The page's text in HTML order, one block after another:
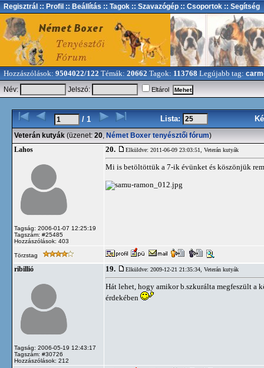
Regisztrál :: Profil :: Beállítás :: Tagok :: Szavazógép :: Csoportok :: Segítség
Hozzászólások: 9504022/122 Témák: 20662 Tagok: 113768 Legújabb tag:
Név:
Jelszó: Eltárol
/ 1 Lista:
Veterán kutyák (üzenet: 20, Német Boxer tenyésztői fórum)
Lahos
Tagság: 2006-01-07 12:25:19
Tagszám: #25485
Hozzászólások: 403
20. Elküldve: 2011-06-09 23:03:51, Veterán kutyák
Mi is betöltöttük a 7-ik évünket és köszönjük
Törzstag
ribillió
Tagság: 2006-05-19 12:43:17
Tagszám: #30726
Hozzászólások: 212
19. Elküldve: 2009-12-21 21:35:34, Veterán kutyák
Hát lehet, hogy amikor b.szkurálta megfeszült a
érdekében